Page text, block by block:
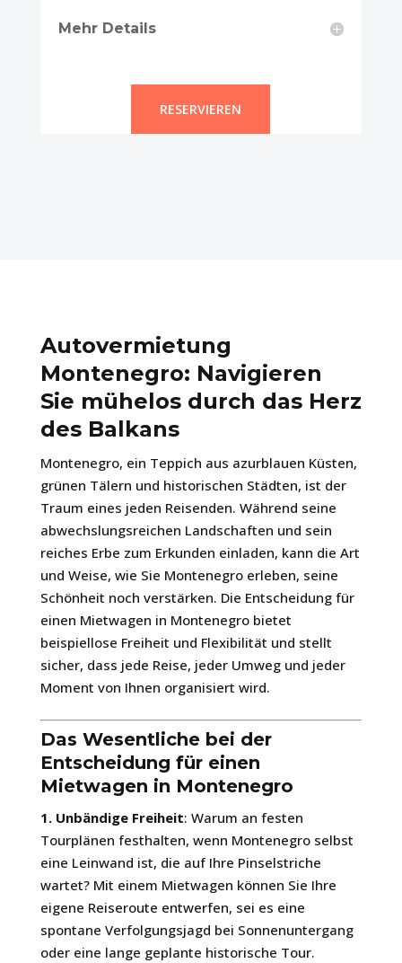
Mehr Details
RESERVIEREN
Autovermietung
Montenegro: Navigieren
Sie mühelos durch das Herz
des Balkans
Montenegro, ein Teppich aus azurblauen Küsten,
grünen Tälern und historischen Städten, ist der
Traum eines jeden Reisenden. Während seine
abwechslungsreichen Landschaften und sein
reiches Erbe zum Erkunden einladen, kann die Art
und Weise, wie Sie Montenegro erleben, seine
Schönheit noch verstärken. Die Entscheidung für
einen Mietwagen in Montenegro bietet
beispiellose Freiheit und Flexibilität und stellt
sicher, dass jede Reise, jeder Umweg und jeder
Moment von Ihnen organisiert wird.
Das Wesentliche bei der
Entscheidung für einen
Mietwagen in Montenegro
1. Unbändige Freiheit: Warum an festen
Tourplänen festhalten, wenn Montenegro selbst
eine Leinwand ist, die auf Ihre Pinselstriche
wartet? Mit einem Mietwagen können Sie Ihre
eigene Reiseroute entwerfen, sei es eine
spontane Verfolgungsjagd bei Sonnenuntergang
oder eine lange geplante historische Tour.